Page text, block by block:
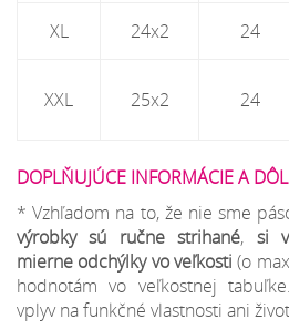
XL
24x2 24
XXL 25x2 24
DOPLŇUJÚCE INFORMÁCIE A
* Vzhľadom na to, že nie sme
výrobky sú ručne strihané, si
mierne odchýlky vo veľkosti (o
hodnotám vo veľkostnej
vplyv na funkčné vlastnosti ani